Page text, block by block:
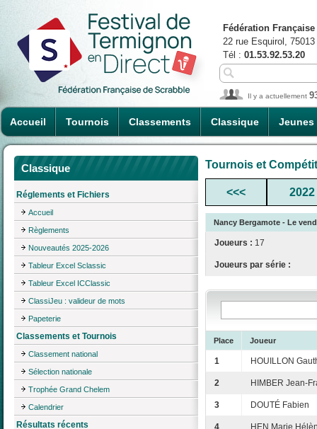
Accueil Tournois Classements Classique Jeunes
Fédération
22 rue Esquirol,
Tél : 01.53.92.53.20
Il y a actuellement
Classique
Réglements et Fichiers
Accueil
Règlements
Nouveautés 2025-2026
Tableur Excel Sclassic
Tableur Excel ICClassic
ClassiJeu : valideur de mots
Papeterie
Classements et Tournois
Classement national
Sélection nationale
Trophée Grand Chelem
Calendrier
Résultats récents
Tournois et
<<< 2022
Nancy Bergamote - Le
Joueurs : 17
Joueurs par série :
Place Joueur
1 HOUILLON
2 HIMBER Jean-
3 DOUTÉ Fabien